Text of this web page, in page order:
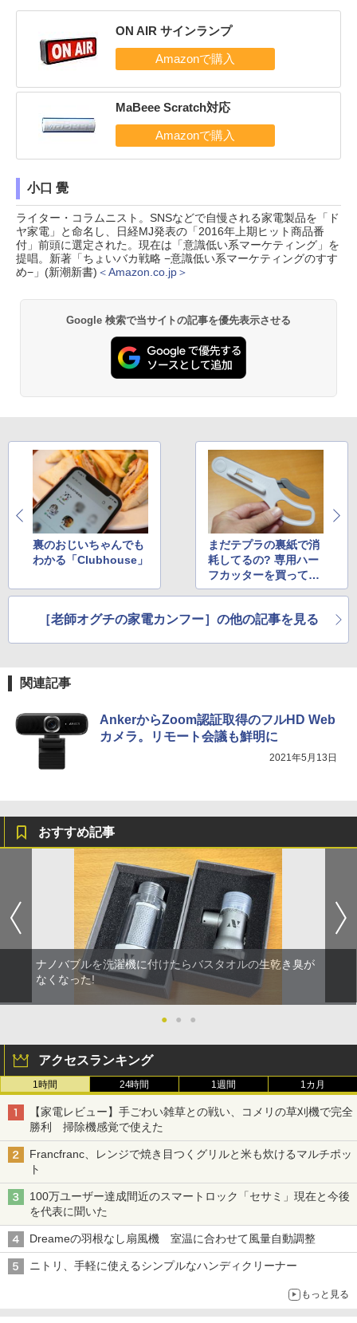
ON AIR サインランプ
MaBeee Scratch対応
小口 覺
ライター・コラムニスト。SNSなどで自慢される家電製品を「ド
ヤ家電」と命名し、日経MJ発表の「2016年上期ヒット商品番
付」前頭に選定された。現在は「意識低い系マーケティング」を
提唱。新著「ちょいバカ戦略 −意識低い系マーケティングのすす
め−」(新潮新書) ＜Amazon.co.jp＞
Google 検索で当サイトの記事を優先表示させる
裏のおじいちゃんでも
わかる「Clubhouse」
まだテプラの裏紙で消
耗してるの? 専用ハー
フカッターを買ってみ
た
［老師オグチの家電カンフー］の他の記事を見る
関連記事
AnkerからZoom認証取得のフルHD Web
カメラ。リモート会議も鮮明に
2021年5月13日
おすすめ記事
ナノバブルを洗濯機に付けたらバスタオルの生乾き臭が
なくなった!
● ● ●
アクセスランキング
1時間 24時間 1週間 1カ月
【家電レビュー】手ごわい雑草との戦い、コメリの草刈機で完全
勝利 掃除機感覚で使えた
Francfranc、レンジで焼き目つくグリルと米も炊けるマルチポッ
ト
100万ユーザー達成間近のスマートロック「セサミ」現在と今後
を代表に聞いた
Dreameの羽根なし扇風機 室温に合わせて風量自動調整
ニトリ、手軽に使えるシンプルなハンディクリーナー
もっと見る